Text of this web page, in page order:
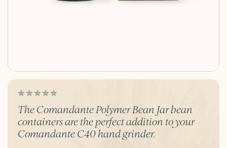
The Comandante Polymer Bean Jar bean
containers are the perfect addition to your
Comandante C40 hand grinder.